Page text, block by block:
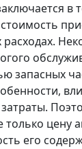
в
запасных
только цену
его